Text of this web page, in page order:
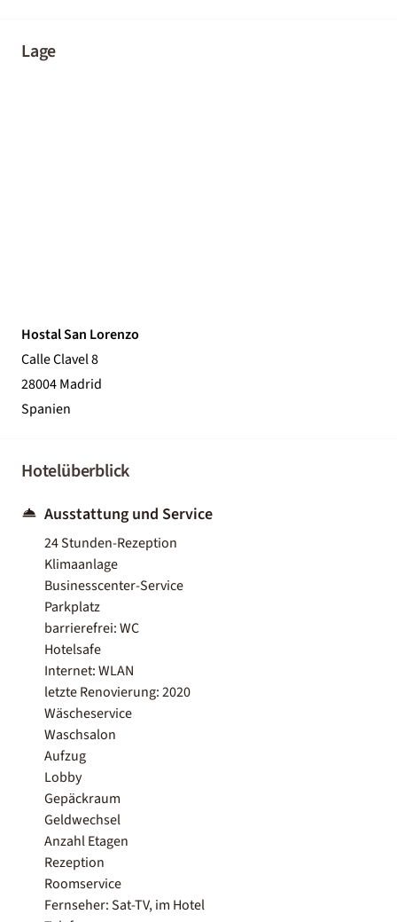
Lage
Hostal San Lorenzo
Calle Clavel 8
28004 Madrid
Spanien
Hotelüberblick
Ausstattung und Service
24 Stunden-Rezeption
Klimaanlage
Businesscenter-Service
Parkplatz
barrierefrei: WC
Hotelsafe
Internet: WLAN
letzte Renovierung: 2020
Wäscheservice
Waschsalon
Aufzug
Lobby
Gepäckraum
Geldwechsel
Anzahl Etagen
Rezeption
Roomservice
Fernseher: Sat-TV, im Hotel